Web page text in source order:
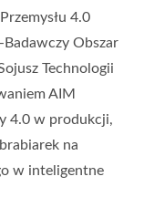
4.0
Obszar
Technologii
AIM
4.0 w produkcji,
na
w inteligentne